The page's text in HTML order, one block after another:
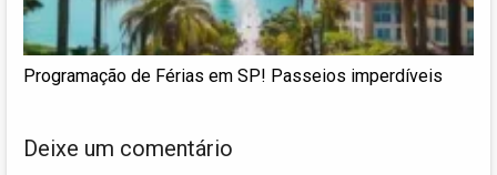
Programação de Férias em SP! Passeios imperdíveis
Deixe um comentário